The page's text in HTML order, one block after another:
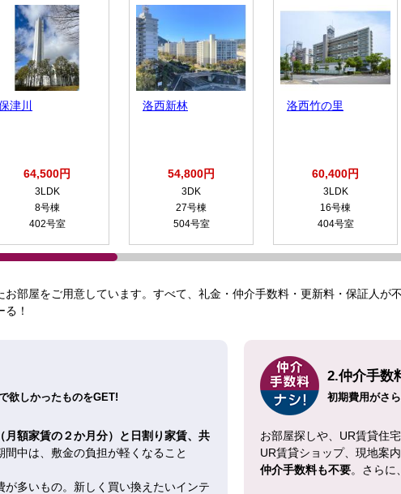
津川
64,500円
3LDK
8号棟
402号室
洛西新林
54,800円
3DK
27号棟
504号室
洛西竹の里
60,400円
3LDK
16号棟
404号室
部屋をご用意しています。すべて、礼金・仲介手数料・更新料・保証人が
！
欲しかったものをGET!
月額家賃の２か月分）と日割り家賃、共
間中は、敷金の負担が軽くなること
が多いもの。新しく買い換えたいインテ
2.仲介手数
初期費用がさ
お部屋探しや、UR賃貸住
UR賃貸ショップ、現地案
仲介手数料も不要。さらに